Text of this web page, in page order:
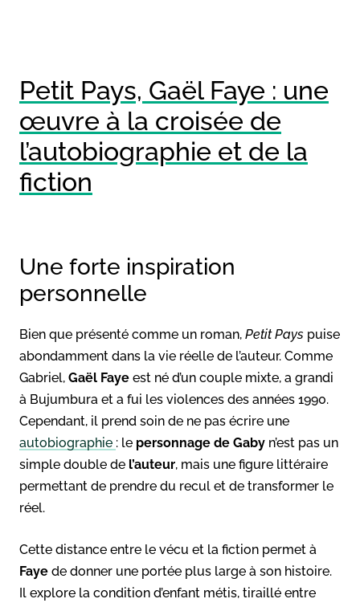
Petit Pays, Gaël Faye : une
œuvre à la croisée de
l’autobiographie et de la
fiction
Une forte inspiration
personnelle
Bien que présenté comme un roman, Petit Pays puise
abondamment dans la vie réelle de l’auteur. Comme
Gabriel, Gaël Faye est né d’un couple mixte, a grandi
à Bujumbura et a fui les violences des années 1990.
Cependant, il prend soin de ne pas écrire une
autobiographie : le personnage de Gaby n’est pas un
simple double de l’auteur, mais une figure littéraire
permettant de prendre du recul et de transformer le
réel.
Cette distance entre le vécu et la fiction permet à
Faye de donner une portée plus large à son histoire.
Il explore la condition d’enfant métis, tiraillé entre